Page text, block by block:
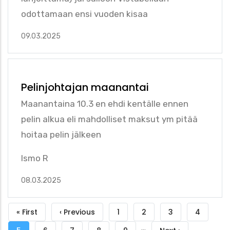
odottamaan ensi vuoden kisaa
09.03.2025
Pelinjohtajan maanantai
Maanantaina 10.3 en ehdi kentälle ennen
pelin alkua eli mahdolliset maksut ym pitää
hoitaa pelin jälkeen
Ismo R
08.03.2025
Sivutus
Ensimmäinen
« First
Edellinen
‹ Previous Sivu
1 Sivu
2 Sivu
3 Sivu
4
…